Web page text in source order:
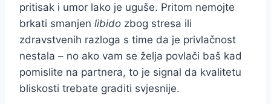
pritisak i umor lako je uguše. Pritom nemojte
brkati smanjen libido zbog stresa ili
zdravstvenih razloga s time da je privlačnost
nestala – no ako vam se želja povlači baš kad
pomislite na partnera, to je signal da kvalitetu
bliskosti trebate graditi svjesnije.